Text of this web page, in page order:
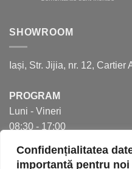
Confidențialitatea
importantă pentru noi
pe
SHOWROOM
Iași, Str. Jijia, nr. 12, Cartier
PROGRAM
Luni - Vineri
08:30 - 17:00